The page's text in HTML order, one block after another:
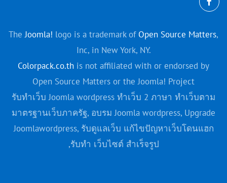
TheJoomla! logo is a trademark of Open Source Matters,
Inc, in New York, NY.
Colorpack.co.th is not affiliated with or endorsed by
Open Source Matters or the Joomla! Project
รับทำเว็บ Joomla wordpress ทำเว็บ 2 ภาษา ทำเว็บตาม
มาตรฐานเว็บภาครัฐ, อบรม Joomla wordpress, Upgrade
Joomlawordpress, รับดูแลเว็บ แก้ไขปัญหาเว็บโดนแฮก
,รับทํา เว็บไซต์ สําเร็จรูป